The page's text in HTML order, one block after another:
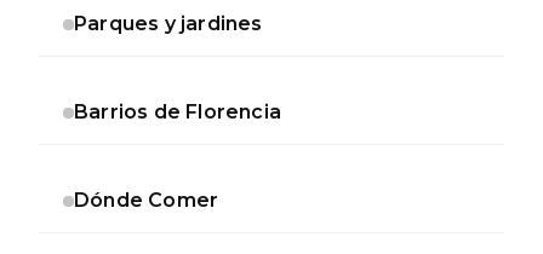
Parques y jardines
Barrios de Florencia
Dónde Comer